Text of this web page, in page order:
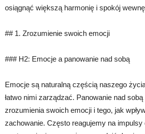
osiągnąć większą harmonię i spokój
## 1. Zrozumienie swoich emocji
### H2: Emocje a panowanie nad sobą
Emocje są naturalną częścią naszego
łatwo nimi zarządzać. Panowanie nad
zrozumienia swoich emocji i tego, jak
zachowanie. Często reagujemy na impulsy